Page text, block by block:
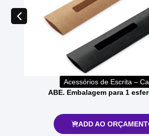
Acessórios de Escrita –
ABE. Embalagem para 1
ADD AO